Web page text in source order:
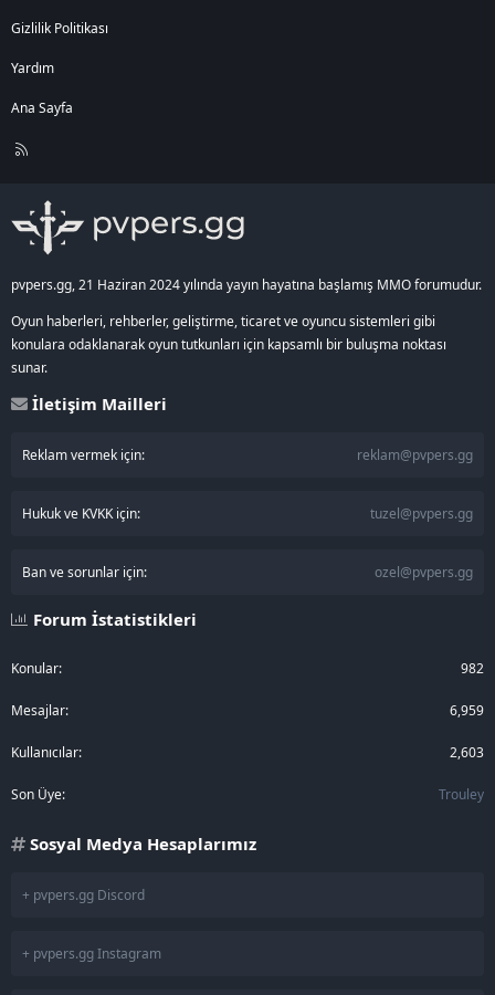
Gizlilik Politikası
Yardım
Ana Sayfa
R
pvpers.gg, 21 Haziran 2024 yılında yayın hayatına başlamış MMO forumudur.
Oyun haberleri, rehberler, geliştirme, ticaret ve oyuncu sistemleri gibi
konulara odaklanarak oyun tutkunları için kapsamlı bir buluşma noktası
sunar.
İletişim Mailleri
Reklam vermek için: reklam@pvpers.gg
Hukuk ve KVKK için: tuzel@pvpers.gg
Ban ve sorunlar için: ozel@pvpers.gg
Forum İstatistikleri
Konular 982
Mesajlar 6,959
Kullanıcılar 2,603
Son Üye Trouley
Sosyal Medya Hesaplarımız
+ pvpers.gg Discord
+ pvpers.gg Instagram